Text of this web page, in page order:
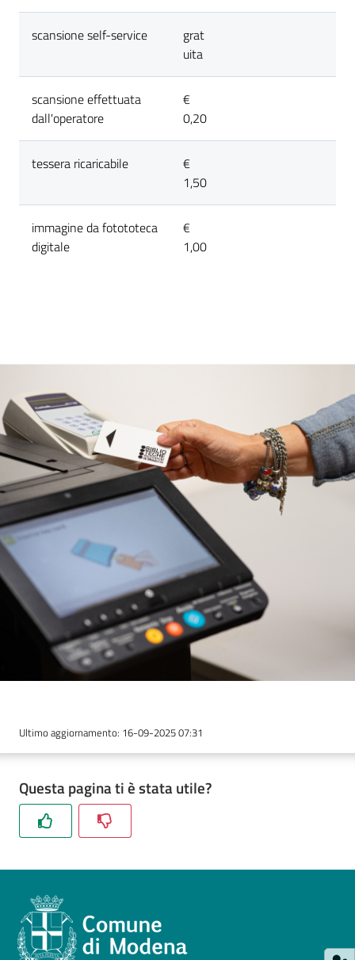
scansione self-service
grat
uita
scansione effettuata
dall'operatore
€
0,20
tessera ricaricabile
€
1,50
immagine da fotototeca
digitale
€
1,00
Ultimo aggiornamento: 16-09-2025 07:31
Questa pagina ti è stata utile?